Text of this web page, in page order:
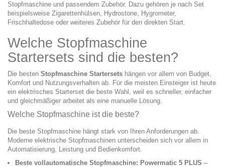
Stopfmaschine und passendem Zubehör. Dazu gehören je nach Set
beispielsweise Zigarettenhülsen, Hydrostone, Hygrometer,
Frischhaltedose oder weiteres Zubehör für den direkten Start.
Welche Stopfmaschine
Startersets sind die besten?
Die besten Stopfmaschine Startersets hängen vor allem von Budget,
Komfort und Nutzungsverhalten ab. Für die meisten Einsteiger ist heute
ein elektrisches Starterset die beste Wahl, weil es schneller, einfacher
und gleichmäßiger arbeitet als eine manuelle Lösung.
Welche Stopfmaschine ist die beste?
Die beste Stopfmaschine hängt stark von Ihren Anforderungen ab.
Moderne elektrische Stopfmaschinen unterscheiden sich vor allem in
Automatisierung, Leistung und Bedienkomfort.
Beste vollautomatische Stopfmaschine: Powermatic 5 PLUS –